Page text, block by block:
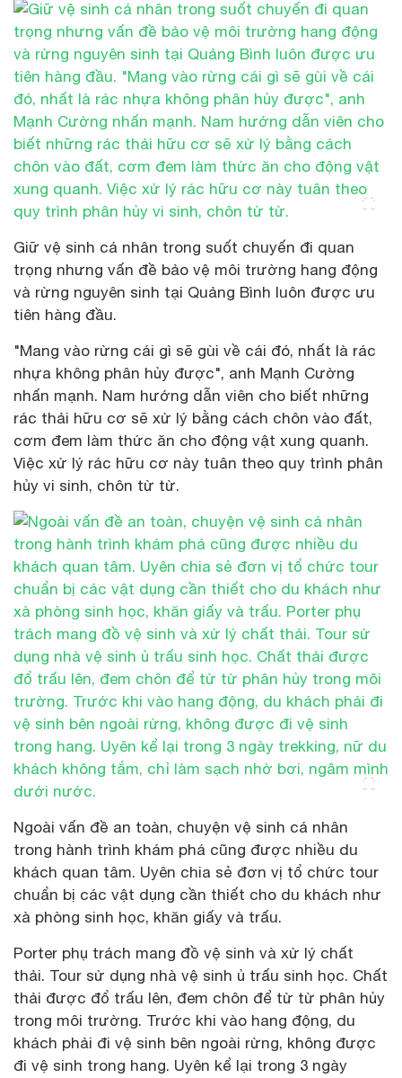
Giữ vệ sinh cá nhân trong suốt chuyến đi quan
trọng nhưng vấn đề bảo vệ môi trường hang động
và rừng nguyên sinh tại Quảng Bình luôn được ưu
tiên hàng đầu.
"Mang vào rừng cái gì sẽ gùi về cái đó, nhất là rác
nhựa không phân hủy được", anh Mạnh Cường
nhấn mạnh. Nam hướng dẫn viên cho biết những
rác thải hữu cơ sẽ xử lý bằng cách chôn vào đất,
cơm đem làm thức ăn cho động vật xung quanh.
Việc xử lý rác hữu cơ này tuân theo quy trình phân
hủy vi sinh, chôn từ từ.
Ngoài vấn đề an toàn, chuyện vệ sinh cá nhân
trong hành trình khám phá cũng được nhiều du
khách quan tâm. Uyên chia sẻ đơn vị tổ chức tour
chuẩn bị các vật dụng cần thiết cho du khách như
xà phòng sinh học, khăn giấy và trấu.
Porter phụ trách mang đồ vệ sinh và xử lý chất
thải. Tour sử dụng nhà vệ sinh ủ trấu sinh học. Chất
thải được đổ trấu lên, đem chôn để từ từ phân hủy
trong môi trường. Trước khi vào hang động, du
khách phải đi vệ sinh bên ngoài rừng, không được
đi vệ sinh trong hang. Uyên kể lại trong 3 ngày